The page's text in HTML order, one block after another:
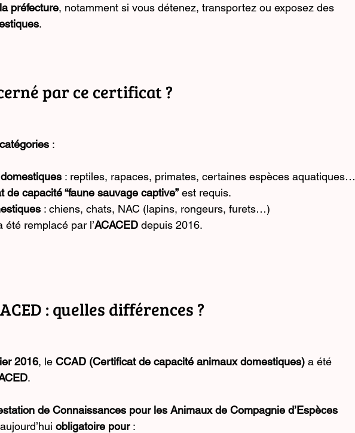
préfecture, notamment si vous détenez, transportez ou exposez des
.
par ce certificat ?
:
: reptiles, rapaces, primates, certaines espèces aquatiques…
de capacité “faune sauvage captive” est requis.
: chiens, chats, NAC (lapins, rongeurs, furets…)
été remplacé par l’ACACED depuis 2016.
: quelles différences ?
2016, le CCAD (Certificat de capacité animaux domestiques) a été
.
de Connaissances pour les Animaux de Compagnie d’Espèces
obligatoire pour :